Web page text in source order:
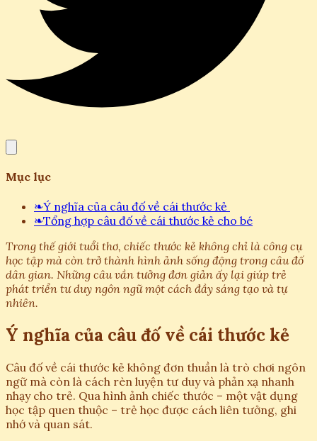
Mục lục
❧Ý nghĩa của câu đố về cái thước kẻ
❧Tổng hợp câu đố về cái thước kẻ cho bé
Trong thế giới tuổi thơ, chiếc thước kẻ không chỉ là công cụ
học tập mà còn trở thành hình ảnh sống động trong câu đố
dân gian. Những câu vần tưởng đơn giản ấy lại giúp trẻ
phát triển tư duy ngôn ngữ một cách đầy sáng tạo và tự
nhiên.
Ý nghĩa của câu đố về cái thước kẻ
Câu đố về cái thước kẻ không đơn thuần là trò chơi ngôn
ngữ mà còn là cách rèn luyện tư duy và phản xạ nhanh
nhạy cho trẻ. Qua hình ảnh chiếc thước – một vật dụng
học tập quen thuộc – trẻ học được cách liên tưởng, ghi
nhớ và quan sát.